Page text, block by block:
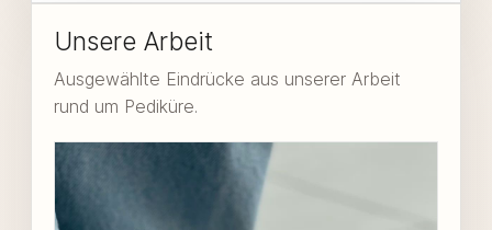
Unsere Arbeit
Ausgewählte Eindrücke aus unserer Arbeit
rund um Pediküre.